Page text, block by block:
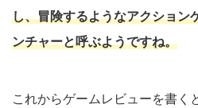
し、冒険するようなアクション
ンチャーと呼ぶようですね。
これからゲームレビューを書く